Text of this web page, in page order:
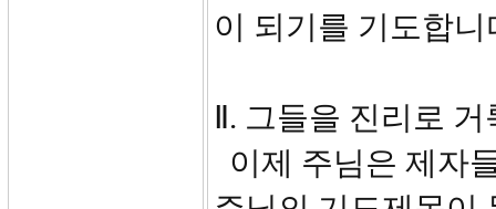
이 되기를 기도합니
Ⅱ. 그들을 진리로
이제 주님은 제자